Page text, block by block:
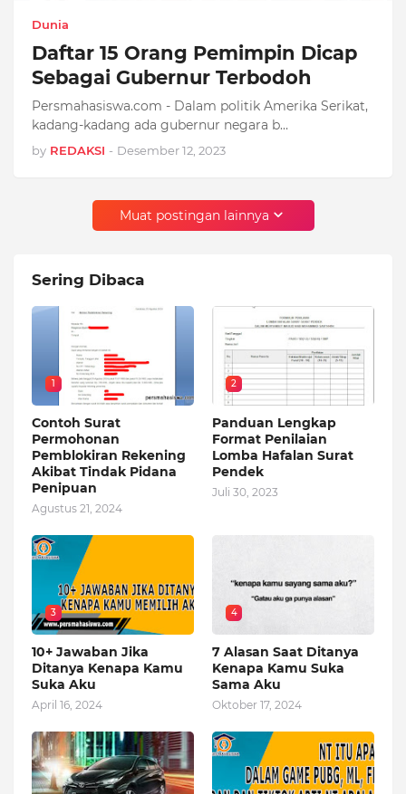
Dunia
Daftar 15 Orang Pemimpin Dicap
Sebagai Gubernur Terbodoh
Persmahasiswa.com - Dalam politik Amerika Serikat,
kadang-kadang ada gubernur negara b…
by REDAKSI - Desember 12, 2023
Muat postingan lainnya
Sering Dibaca
1
Contoh Surat
Permohonan
Pemblokiran Rekening
Akibat Tindak Pidana
Penipuan
Agustus 21, 2024
2
Panduan Lengkap
Format Penilaian
Lomba Hafalan Surat
Pendek
Juli 30, 2023
3
10+ Jawaban Jika
Ditanya Kenapa Kamu
Suka Aku
April 16, 2024
4
7 Alasan Saat Ditanya
Kenapa Kamu Suka
Sama Aku
Oktober 17, 2024